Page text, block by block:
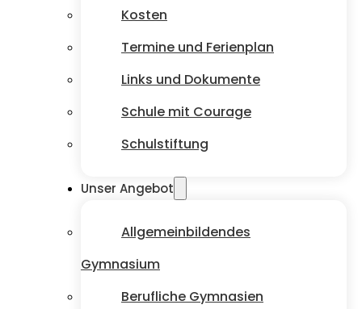
Kosten
Termine und Ferienplan
Links und Dokumente
Schule mit Courage
Schulstiftung
Unser Angebot
Allgemeinbildendes
Gymnasium
Berufliche Gymnasien